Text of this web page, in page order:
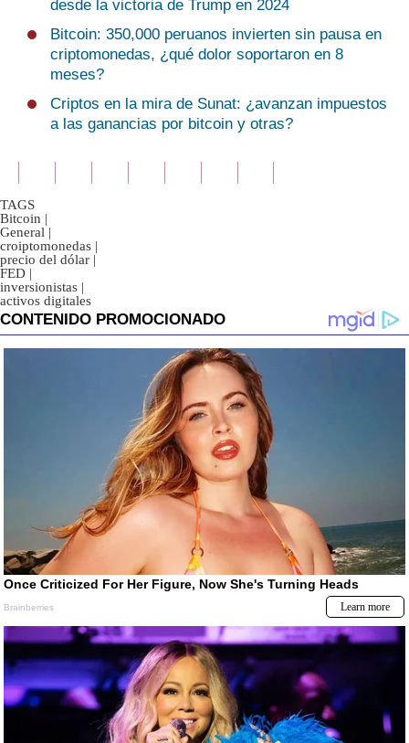
desde la victoria de Trump en 2024
Bitcoin: 350,000 peruanos invierten sin pausa en
criptomonedas, ¿qué dolor soportaron en 8
meses?
Criptos en la mira de Sunat: ¿avanzan impuestos
a las ganancias por bitcoin y otras?
TAGS
Bitcoin |
General |
croiptomonedas |
precio del dólar |
FED |
inversionistas |
activos digitales